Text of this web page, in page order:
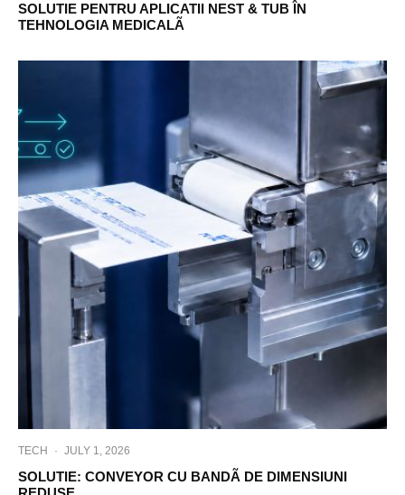
SOLUTIE PENTRU APLICATII NEST & TUB ÎN
TEHNOLOGIA MEDICALÃ
TECH · JULY 1, 2026
SOLUTIE: CONVEYOR CU BANDÃ DE DIMENSIUNI